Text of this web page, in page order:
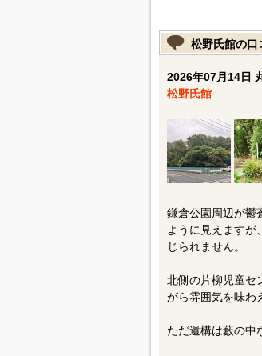
松野氏館の口
2026年07月14日
松野氏館
鎌倉公園周辺が鬱
ように見えますが
じられません。
北側の片柳児童セ
がら雰囲気を味わ
ただ遺構は藪の中